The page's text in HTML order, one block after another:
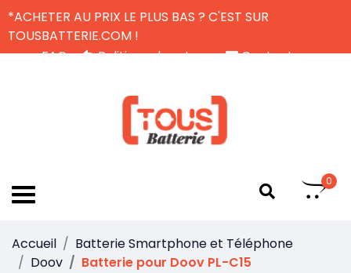
*ACHETER AU PRIX LE PLUS BAS ? C'EST SUR
TOUSBATTERIE.COM !
FAQ
Politique de retour
Contactez-nous
0
Accueil
Batterie Smartphone et Téléphone
Doov
Batterie pour Doov PL-C15